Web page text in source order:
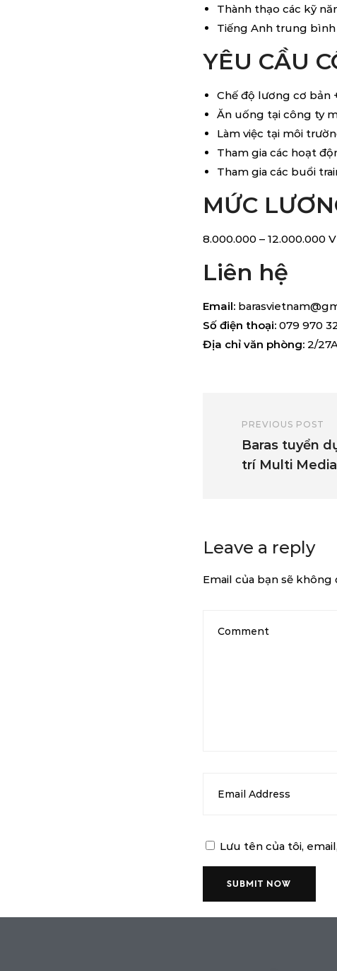
Thành thạo các kỹ
Tiếng Anh trung bình
YÊU CẦU
Chế độ lương cơ bản
Ăn uống tại công ty
Làm việc tại môi
Tham gia các hoạt
Tham gia các buổi
MỨC
8.000.000 – 12.000.000
Liên hệ
Email:
Số điện thoại:079 970
Địa chỉ văn phòng:2/
PREVIOUS POST
Baras tuyển
trí Multi Media
Leave a reply
Email của bạn sẽ
Lưu tên của tôi,